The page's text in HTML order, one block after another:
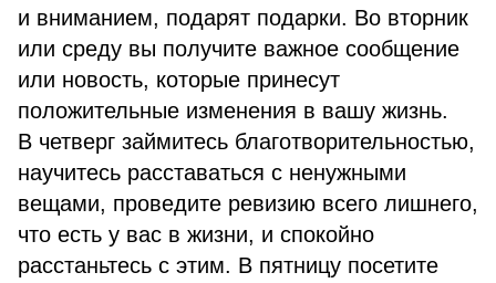
и вниманием, подарят подарки. Во вторник
или среду вы получите важное сообщение
или новость, которые принесут
положительные изменения в вашу жизнь.
В четверг займитесь благотворительностью,
научитесь расставаться с ненужными
вещами, проведите ревизию всего лишнего,
что есть у вас в жизни, и спокойно
расстаньтесь с этим. В пятницу посетите